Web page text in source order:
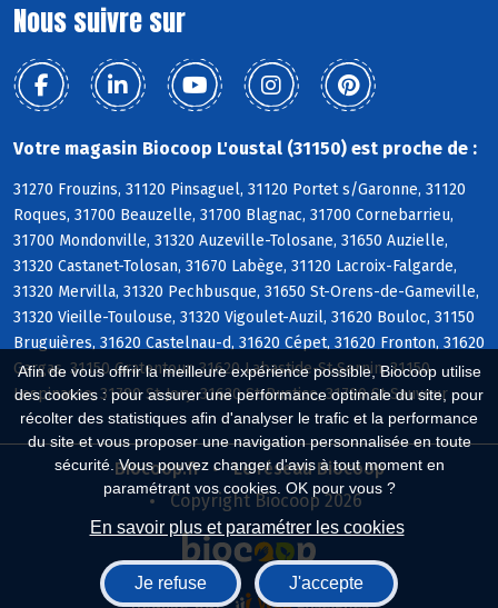
Afin de vous offrir la meilleure expérience possible, Biocoop utilise
des cookies : pour assurer une performance optimale du site, pour
récolter des statistiques afin d'analyser le trafic et la performance
du site et vous proposer une navigation personnalisée en toute
sécurité. Vous pouvez changer d'avis à tout moment en
paramétrant vos cookies. OK pour vous ?
En savoir plus et paramétrer les cookies
Je refuse J'accepte
Nous suivre sur
Votre magasin Biocoop L'oustal (31150) est proche de :
31270 Frouzins, 31120 Pinsaguel, 31120 Portet s/Garonne, 31120
Roques, 31700 Beauzelle, 31700 Blagnac, 31700 Cornebarrieu,
31700 Mondonville, 31320 Auzeville-Tolosane, 31650 Auzielle,
31320 Castanet-Tolosan, 31670 Labège, 31120 Lacroix-Falgarde,
31320 Mervilla, 31320 Pechbusque, 31650 St-Orens-de-Gameville,
31320 Vieille-Toulouse, 31320 Vigoulet-Auzil, 31620 Bouloc, 31150
Bruguières, 31620 Castelnau-d, 31620 Cépet, 31620 Fronton, 31620
Gargas, 31150 Gratentour, 31620 Labastide-St-Sernin, 31150
Lespinasse, 31790 St-Jory, 31620 St-Rustice, 31790 St-Sauveur
Biocoop.fr
Le réseau Biocoop
Copyright Biocoop 2026
Réalisé par